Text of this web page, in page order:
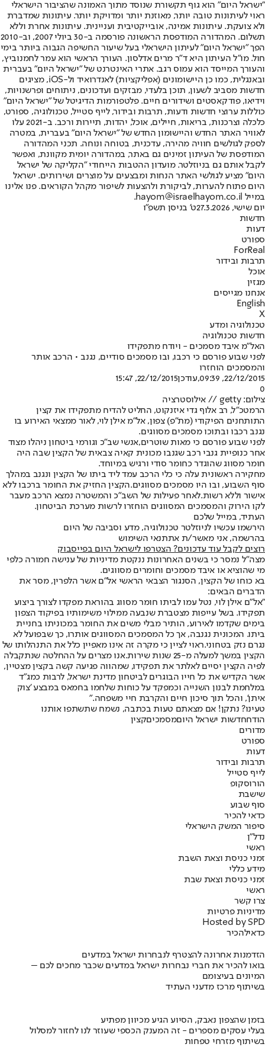
"ישראל היום" הוא גוף תקשורת שנוסד מתוך האמונה שהציבור הישראלי
ראוי לעיתונות טובה יותר, מאוזנת יותר ומדויקת יותר. עיתונות שמדברת
ולא צועקת. עיתונות אמינה, אובייקטיבית ועניינית. עיתונות אחרת וללא
תשלום. המהדורה המודפסת הראשונה פורסמה ב-30 ביולי 2007, וב-2010
הפך "ישראל היום" לעיתון הישראלי בעל שיעור החשיפה הגבוה ביותר בימי
חול. מו"ל העיתון היא ד"ר מרים אדלסון. העורך הראשי הוא עמר לחמנוביץ,
והעורך המייסד הוא עמוס רגב. אתרי האינטרנט של "ישראל היום" בעברית
ובאנגלית, כמו כן היישומונים (אפליקציות) לאנדרואיד ול-iOS, מציגים
חדשות מסביב לשעון, תוכן בלעדי, מבזקים ועדכונים, ניתוחים ופרשנויות,
וידיאו, פודקאסטים ושידורים חיים. פלטפורמות הדיגיטל של "ישראל היום"
כוללות ערוצי חדשות ודעות, תרבות ובידור, לייף סטייל, טכנולוגיה, ספורט,
כלכלה וצרכנות, בריאות, חיילים, אוכל, יהדות, תיירות ורכב. ב-2021 עלו
לאוויר האתר החדש והיישומון החדש של "ישראל היום" בעברית, במטרה
לספק לגולשים חוויה מהירה, עדכנית, בטוחה ונוחה. תכני המהדורה
המודפסת של העיתון זמינים גם באתר, במהדורה יומית מקוונת, ואפשר
לקבל אותם גם בניוזלטר. מועדון ההטבות הייחודי "הקליקה של ישראל
היום" מציע לגולשי האתר הנחות ומבצעים על מוצרים ושירותים. ישראל
היום פתוח להערות, לביקורת ולהצעות לשיפור מקהל הקוראים. פנו אלינו
במייל hayom@israelhayom.co.il.
יום שישי, 27.3.2026
ט' בניסן תשפ"ו
חדשות
דעות
ספורט
ForReal
תרבות ובידור
אוכל
מגזין
אנחנו מגייסים
English
X
טכנולוגיה ומדע
חדשות טכנולוגיה
האל"מ איבד מסמכים - ויודח מתפקידו
לפני שבוע פורסם כי רכבו, ובו מסמכים סודיים, נגנב • הרכב אותר
והמסמכים הוחזרו
22/12/2015, 09:39
,עודכן22/12/2015, 15:47
0
צילום: getty // אילוסטרציה
הרמטכ״ל, רב אלוף גדי איזנקוט, החליט להדיח מתפקידו את קצין
התותחנים הפיקודי (מת״פ) צפון, אל״מ אילן לוי, לאור ממצאי האירוע בו
נגנב רכבו ובתוכו מסמכים מסווגים.
לפני שבוע פורסם כי מאות שוטרים,אנשי שב"כ וגורמי ביטחון ניהלו מצוד
אחר כנופיית גנבי רכב שגנבו מכונית קאיה צבאית של הקצין שבה היה
חומר מסווג שהוגדר כחומר סודי ורגיש במיוחד.
מחקירה ראשונית עלה כי כלי הרכב עמד ליד ביתו של הקצין ונגנב במהלך
סוף השבוע, ובו היו מסמכים מסווגים.הקצין החזיק את החומר ברכבו ללא
אישור וללא רשות.לאחר פעילות של השב"כ והמשטרה נמצא הרכב מעבר
לקו הירוק והמסמכים המסווגים הוחזרו לרשות מערכת הביטחון.
העתיד, במייל שלכם
הירשמו עכשיו לניוזלטר טכנולוגיה, מדע וסביבה של היום
בהרשמה, אני מאשר/ת אתתנאי השימוש
רוצים לקבל עוד עדכונים? הצטרפו לישראל היום בפייסבוק
מצה"ל נמסר כי בשנים האחרונות ננקטת מדיניות של ענישה חמורה כלפי
מי שהוציא או איבד מסמכים וחומרים מסווגים.
בא כוחו של הקצין, הסנגור הצבאי הראשי אל"ם אשר הלפרין, מסר את
הדברים הבאים:
"אל"ם אילן לוי, נטל עמו לביתו חומר מסווג בהוראת מפקדו לצורך ביצוע
תפקידו. בשל עייפות מצטברת שנבעה ממילוי משימותיו בפיקוד הצפון
בימים שקדמו לאירוע, הותיר מבלי משים את החומר במכוניתו בחניית
ביתו. המכונית נגנבה, אך כל המסמכים המסווגים אותרו, כך שבפועל לא
נגרם נזק בטחוני.ראוי לציין כי מקרה זה אינו מאפיין כלל את התנהלותו של
הקצין במשך למעלה מ-25 שנות שירות.
אנו מצרים על ההחלטה שנתקבלה
לפיה הקצין יסיים לאלתר את תפקידו, שמהווה פגיעה קשה בקצין מצטיין,
אשר הקדיש את כל חייו הבוגרים לביטחון מדינת ישראל, לרבות כמג"ד
במלחמת לבנון השנייה וכמפקד על כוחות שלחמו בחמאס במבצע 'צוק
איתן', והכל תוך סיכון חיים והקרבת חיי משפחה."
טעינו? נתקן! אם מצאתם טעות בכתבה, נשמח שתשתפו אותנו
הודחחדשות ישראל היוםמסמכיםקצין
מדורים
ספורט
דעות
תרבות ובידור
לייף סטייל
הורוסקופ
שישבת
סוף שבוע
כדאי להכיר
סיפור המשק הישראלי
נדל"ן
ראשי
זמני כניסת וצאת השבת
מידע כללי
זמני כניסת וצאת שבת
ראשי
צרו קשר
מדיניות פרטיות
Hosted by SPD
כדאילהכיר
הזדמנות אחרונה להצטרף לנבחרות ישראל במדעים
בואו להכיר את חברי נבחרות ישראל במדעים שכבר מחכים לכם –
המיונים בעיצומם
בשיתוף מרכז מדעני העתיד
בזמן שהצפון נאבק, הסיוע הגיע מכיוון מפתיע
בעלי עסקים מספרים - זה המענק הכספי שעוזר לנו לחזור למסלול
בשיתוף מזרחי טפחות